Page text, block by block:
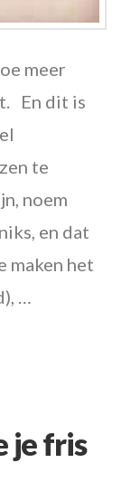
meer
En dit is
te
noem
en dat
maken het
…
je fris